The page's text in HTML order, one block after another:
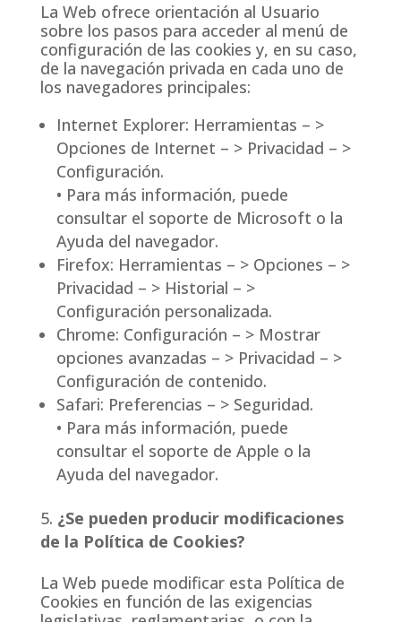
La Web ofrece orientación al Usuario
sobre los pasos para acceder al menú de
configuración de las cookies y, en su caso,
de la navegación privada en cada uno de
los navegadores principales:
Internet Explorer: Herramientas – >
Opciones de Internet – > Privacidad – >
Configuración.
• Para más información, puede
consultar el soporte de Microsoft o la
Ayuda del navegador.
Firefox: Herramientas – > Opciones – >
Privacidad – > Historial – >
Configuración personalizada.
Chrome: Configuración – > Mostrar
opciones avanzadas – > Privacidad – >
Configuración de contenido.
Safari: Preferencias – > Seguridad.
• Para más información, puede
consultar el soporte de Apple o la
Ayuda del navegador.
¿Se pueden producir modificaciones
de la Política de Cookies?
La Web puede modificar esta Política de
Cookies en función de las exigencias